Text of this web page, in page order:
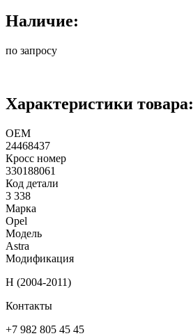
Наличие:
по запросу
Характеристики товара:
ОЕМ
24468437
Кросс номер
330188061
Код детали
3 338
Марка
Opel
Модель
Astra
Модификация
H (2004-2011)
Контакты
+7 982 805 45 45